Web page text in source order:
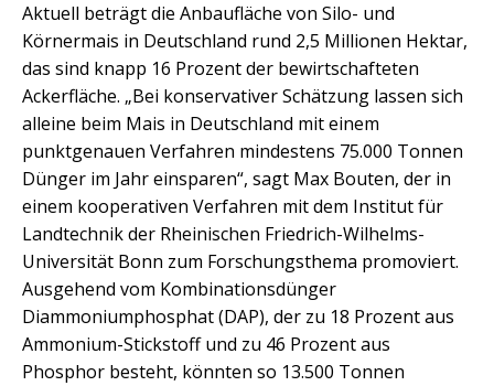
Aktuell beträgt die Anbaufläche von Silo- und
Körnermais in Deutschland rund 2,5 Millionen Hektar,
das sind knapp 16 Prozent der bewirtschafteten
Ackerfläche. „Bei konservativer Schätzung lassen sich
alleine beim Mais in Deutschland mit einem
punktgenauen Verfahren mindestens 75.000 Tonnen
Dünger im Jahr einsparen“, sagt Max Bouten, der in
einem kooperativen Verfahren mit dem Institut für
Landtechnik der Rheinischen Friedrich-Wilhelms-
Universität Bonn zum Forschungsthema promoviert.
Ausgehend vom Kombinationsdünger
Diammoniumphosphat (DAP), der zu 18 Prozent aus
Ammonium-Stickstoff und zu 46 Prozent aus
Phosphor besteht, könnten so 13.500 Tonnen